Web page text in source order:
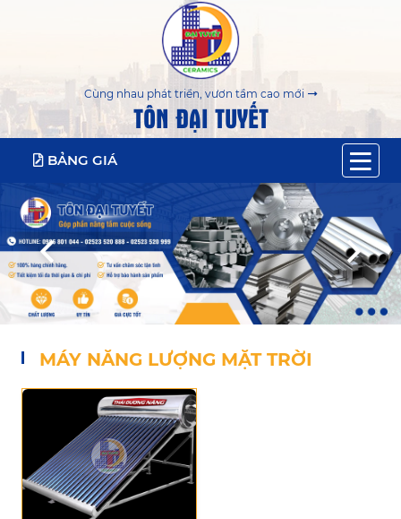
Cùng nhau phát triển, vươn tầm cao mới
TÔN ĐẠI TUYẾT
BẢNG GIÁ
MÁY NĂNG LƯỢNG MẶT TRỜI